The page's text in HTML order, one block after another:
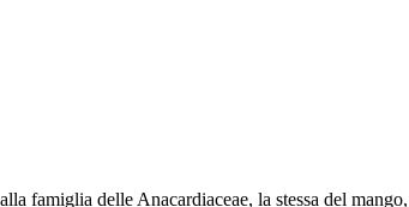
famiglia delle Anacardiaceae, la stessa del